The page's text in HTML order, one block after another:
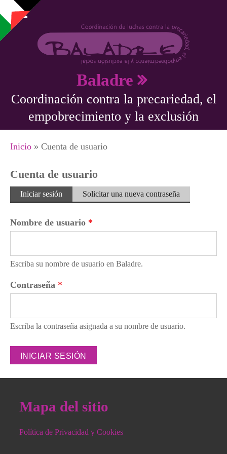
Pasar al contenido principal
Baladre
Coordinación contra la precariedad, el
empobrecimiento y la exclusión
Se encuentra usted aquí
Inicio » Cuenta de usuario
Cuenta de usuario
Solapas principales
Iniciar sesión (solapaSolicitar una nueva contraseña
Nombre de usuario *
Escriba su nombre de usuario en Baladre.
Contraseña *
Escriba la contraseña asignada a su nombre de usuario.
Mapa del sitio
Política de Privacidad y Cookies